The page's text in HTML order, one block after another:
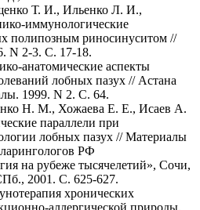
Т. И., Ильенко Л. И.,
иммунологические
полипозным риносинуситом //
N 2-3. C. 17-18.
анатомические аспекты
лобных пазух // Астана
1999. N 2. C. 64.
Н. М., Хожаева Е. Е., Исаев А.
параллели при
лобных пазух // Материалы
РФ
на рубеже тысячелетий», Сочи,
2001. C. 625-627.
хронических